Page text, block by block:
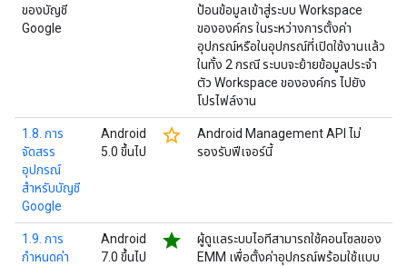
ของบัญชี
Google
ป้อนข้อมูลเข้าสู่ระบบ Workspace
ขององค์กร ในระหว่างการตั้งค่า
อุปกรณ์หรือในอุปกรณ์ที่เปิดใช้งานแล้ว
ในทั้ง 2 กรณี ระบบจะย้ายข้อมูลประจำ
ตัว Workspace ขององค์กร ไปยัง
โปรไฟล์งาน
1.8. การ
จัดสรร
อุปกรณ์
สำหรับบัญชี
Google
Android
5.0 ขึ้นไป
star_border
Android Management API ไม่
รองรับฟีเจอร์นี้
1.9. การ
กำหนดค่า
Android
7.0 ขึ้นไป
star
ผู้ดูแลระบบไอทีสามารถใช้คอนโซลของ
EMM เพื่อตั้งค่าอุปกรณ์พร้อมใช้แบบ